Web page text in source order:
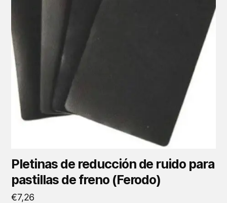
Pletinas de reducción de ruido para
pastillas de freno (Ferodo)
€7,26